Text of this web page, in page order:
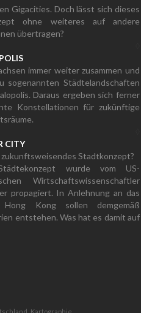
Gigacities. Doch lässt sich dieses
ohne weiteres auf andere
übertragen?
immer weiter zusammen und
sogenannten Städtelandschaften
Daraus ergeben sich ferner
Konstellationen für zukünftige
CITY
zukunftsweisendes Stadtkonzept?
wurde vom US-
Wirtschaftswissenschaftler
propagiert. In Anlehnung an das
Hong Kong sollen demgemäß
entstehen. Was hat es damit auf